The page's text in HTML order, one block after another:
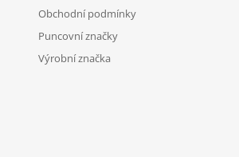
Obchodní podmínky
Puncovní značky
Výrobní značka